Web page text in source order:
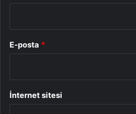
E-posta *
İnternet sitesi